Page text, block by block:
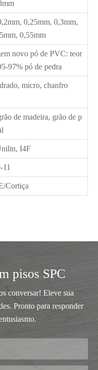
0,25mm, 0,3mm,
0,55mm
novo pó de PVC: teor
97% pó de pedra
micro, chanfro
de madeira, grão de p
I4F
11
Cortiça
pisos SPC
conversar! Eleve sua
Pronto para responder